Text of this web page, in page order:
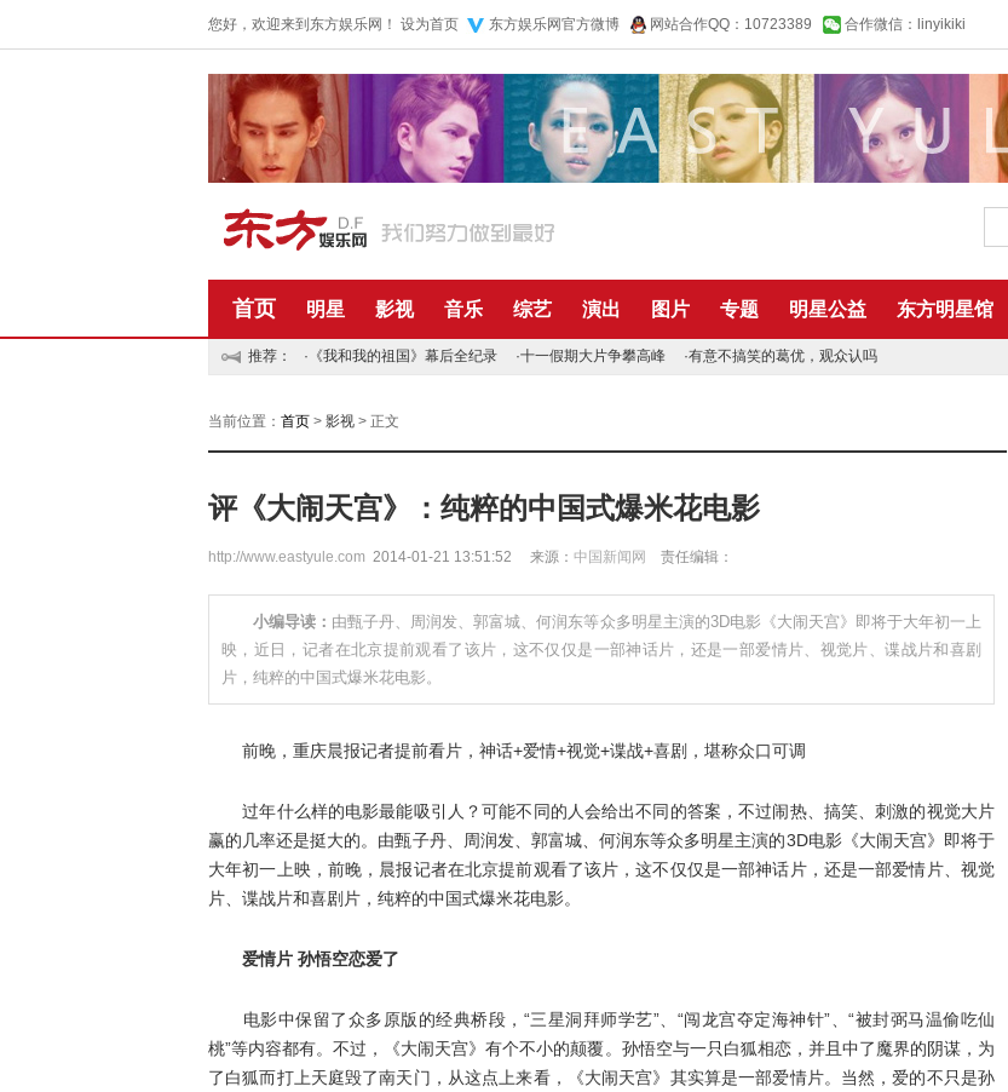
您好，欢迎来到东方娱乐网！ 设为首页 东方娱乐网官方微博 网站合作QQ：10723389 合作微信：linyikiki
首页 明星 影视 音乐 综艺 演出 图片 专题 明星公益 东方明星馆
推荐： · 《我和我的祖国》幕后全纪录 ·十一假期大片争攀高峰 ·有意不搞笑的葛优，观众认吗
当前位置： 首页 > 影视 > 正文
评《大闹天宫》：纯粹的中国式爆米花电影
http://www.eastyule.com 2014-01-21 13:51:52 来源： 中国新闻网 责任编辑：
小编导读： 由甄子丹、周润发、郭富城、何润东等众多明星主演的3D电影《大闹天宫》即将于大年初一上
映，近日，记者在北京提前观看了该片，这不仅仅是一部神话片，还是一部爱情片、视觉片、谍战片和喜剧
片，纯粹的中国式爆米花电影。
前晚，重庆晨报记者提前看片，神话+爱情+视觉+谍战+喜剧，堪称众口可调
过年什么样的电影最能吸引人？可能不同的人会给出不同的答案，不过闹热、搞笑、刺激的视觉大片
赢的几率还是挺大的。由甄子丹、周润发、郭富城、何润东等众多明星主演的3D电影《大闹天宫》即将于
大年初一上映，前晚，晨报记者在北京提前观看了该片，这不仅仅是一部神话片，还是一部爱情片、视觉
片、谍战片和喜剧片，纯粹的中国式爆米花电影。
爱情片 孙悟空恋爱了
电影中保留了众多原版的经典桥段，“三星洞拜师学艺”、“闯龙宫夺定海神针”、“被封弼马温偷吃仙
桃”等内容都有。不过，《大闹天宫》有个不小的颠覆。孙悟空与一只白狐相恋，并且中了魔界的阴谋，为
了白狐而打上天庭毁了南天门，从这点上来看，《大闹天宫》其实算是一部爱情片。当然，爱的不只是孙